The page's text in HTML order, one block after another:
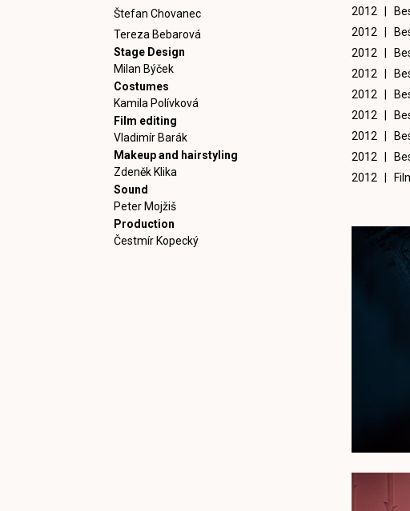
Štefan Chovanec
Tereza Bebarová
Stage Design
Milan Býček
Costumes
Kamila Polívková
Film editing
Vladimír Barák
Makeup and hairstyling
Zdeněk Klika
Sound
Peter Mojžiš
Production
Čestmír Kopecký
2012 |
2012 |
2012 |
2012 |
2012 |
2012 |
2012 |
2012 |
2012 |